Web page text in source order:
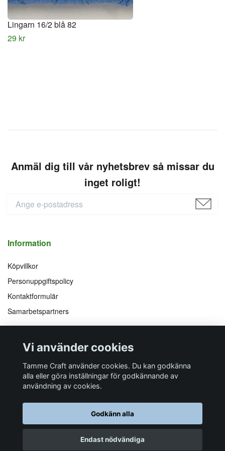
Lingarn 16/2 blå 82
29 kr
Anmäl dig till vår nyhetsbrev så missar du
inget roligt!
Information
Köpvillkor
Personuppgiftspolicy
Kontaktformulär
Samarbetspartners
Följ oss på
Facebook
Instagram
YouTube
Pinterest
Vi accepterar
Åkersberga
E-post
info@tamme.com
© 2026 Tamme CraftPowered by Quickbutik
Vi använder cookies
Tamme Craft använder cookies. Du kan godkänna
alla eller göra inställningar för godkännande av
användning av cookies.
Godkänn alla
Endast nödvändiga